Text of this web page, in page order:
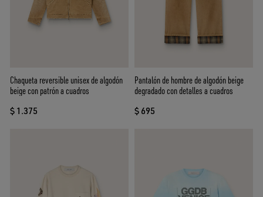
Chaqueta reversible unisex de algodón
beige con patrón a cuadros
$ 1.375
Pantalón de hombre de algodón beige
degradado con detalles a cuadros
$ 695